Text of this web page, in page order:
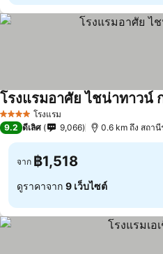
4 ดาว โรงแรม
โรงแรมอาศัย ไชน่าทาวน์
9.2 ดีเลิศ 9,066 0.6 km ถึง สถา
จาก ฿1,518
ดูราคาจาก 9 เว็บไซต์